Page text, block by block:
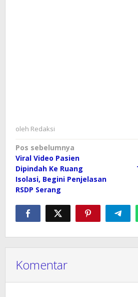
oleh Redaksi
Navigasi
pos
Pos sebelumnya
Viral Video Pasien
Dipindah Ke Ruang
Isolasi, Begini Penjelasan
RSDP Serang
Komentar